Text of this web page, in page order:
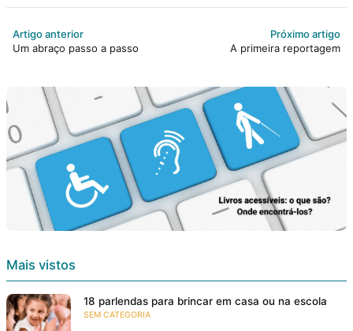
Artigo anterior
Um abraço passo a passo
Próximo artigo
A primeira reportagem
Mais vistos
18 parlendas para brincar em casa ou na escola
SEM CATEGORIA